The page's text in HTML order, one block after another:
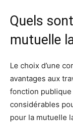
Quels
mutuelle
Le choix d’une
avantages aux
fonction
considérables
pour la mutuelle